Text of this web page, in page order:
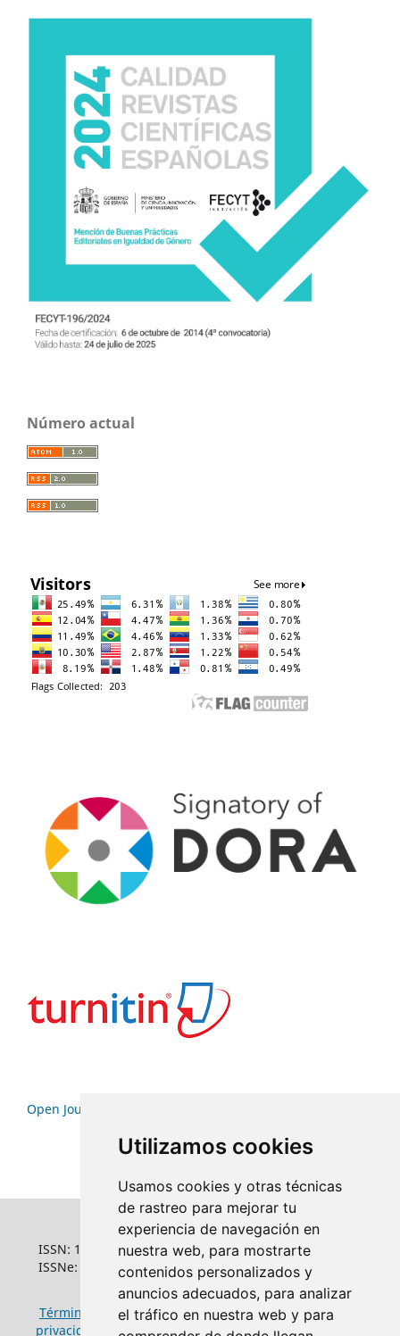
Utilizamos cookies
Usamos cookies y otras técnicas
de rastreo para mejorar tu
experiencia de navegación en
nuestra web, para mostrarte
contenidos personalizados y
anuncios adecuados, para analizar
el tráfico en nuestra web y para
Número actual
Open Journal Systems
ISSN: 1022-6508
ISSNe: 1681-5653
Términos y condiciones de uso|Política de
privacidad
Política de cookies